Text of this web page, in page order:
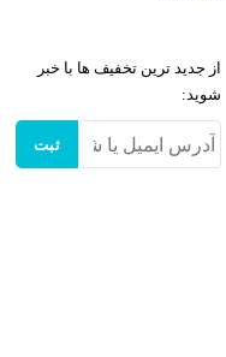
از جدید ترین تخفیف ها با خبر
شوید:
ثبت